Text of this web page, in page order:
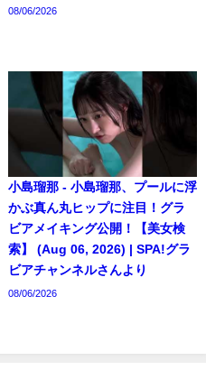
08/06/2026
小島瑠那 - 小島瑠那、プールに浮
かぶ真ん丸ヒップに注目！グラ
ビアメイキング公開！【美女検
索】 (Aug 06, 2026) | SPA!グラ
ビアチャンネルさんより
08/06/2026